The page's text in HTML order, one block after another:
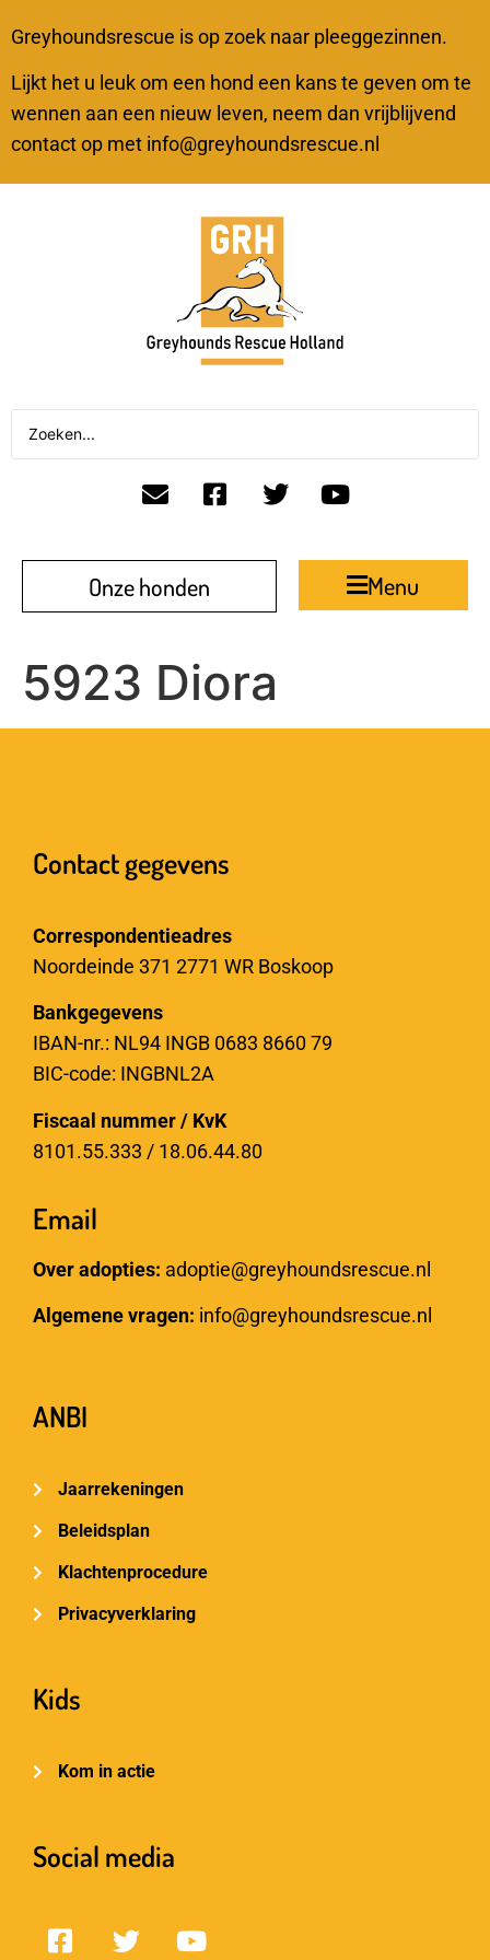
Greyhoundsrescue is op zoek naar pleeggezinnen.
Lijkt het u leuk om een hond een kans te geven om te
wennen aan een nieuw leven, neem dan vrijblijvend
contact op met info@greyhoundsrescue.nl
Onze honden Menu
5923 Diora
Contact gegevens
Correspondentieadres
Noordeinde 371 2771 WR Boskoop
Bankgegevens
IBAN-nr.: NL94 INGB 0683 8660 79
BIC-code: INGBNL2A
Fiscaal nummer / KvK
8101.55.333 / 18.06.44.80
Email
Over adopties: adoptie@greyhoundsrescue.nl
Algemene vragen: info@greyhoundsrescue.nl
ANBI
Jaarrekeningen
Beleidsplan
Klachtenprocedure
Privacyverklaring
Kids
Kom in actie
Social media